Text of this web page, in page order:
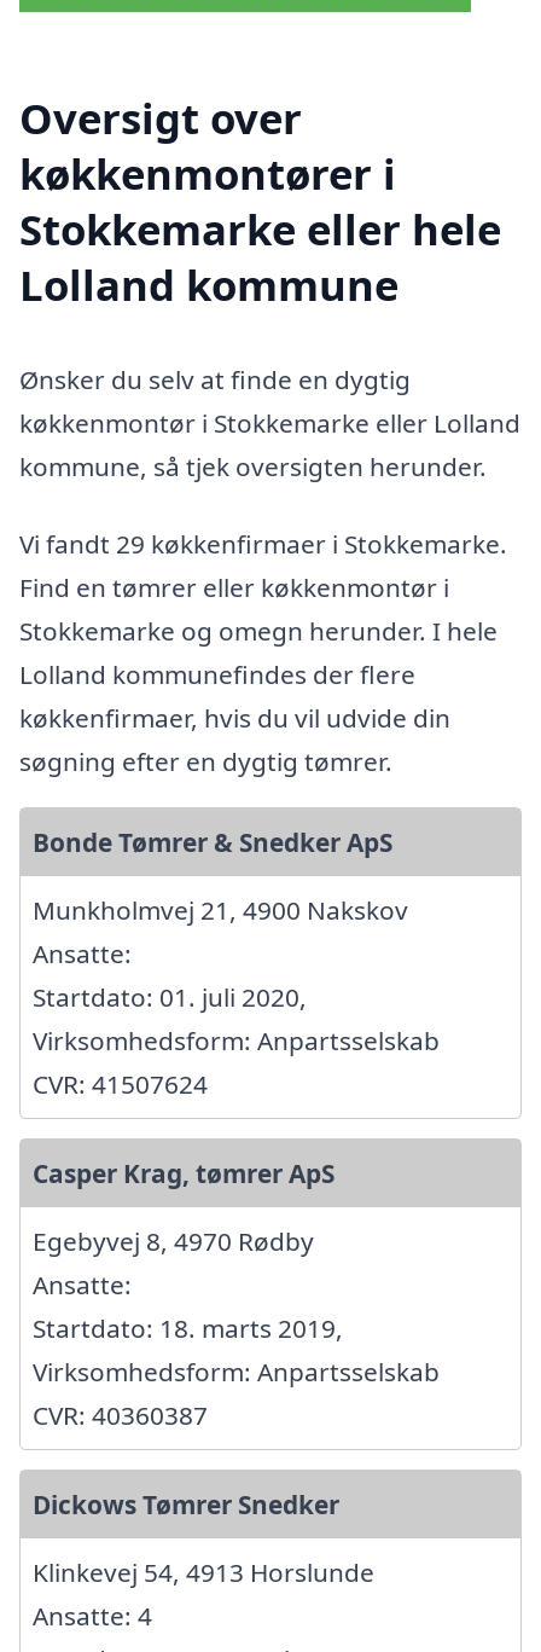
Oversigt over
køkkenmontører i
Stokkemarke eller hele
Lolland kommune
Ønsker du selv at finde en dygtig
køkkenmontør i Stokkemarke eller Lolland
kommune, så tjek oversigten herunder.
Vi fandt 29 køkkenfirmaer i Stokkemarke.
Find en tømrer eller køkkenmontør i
Stokkemarke og omegn herunder. I hele
Lolland kommunefindes der flere
køkkenfirmaer, hvis du vil udvide din
søgning efter en dygtig tømrer.
Bonde Tømrer & Snedker ApS
Munkholmvej 21, 4900 Nakskov
Ansatte:
Startdato: 01. juli 2020,
Virksomhedsform: Anpartsselskab
CVR: 41507624
Casper Krag, tømrer ApS
Egebyvej 8, 4970 Rødby
Ansatte:
Startdato: 18. marts 2019,
Virksomhedsform: Anpartsselskab
CVR: 40360387
Dickows Tømrer Snedker
Klinkevej 54, 4913 Horslunde
Ansatte: 4